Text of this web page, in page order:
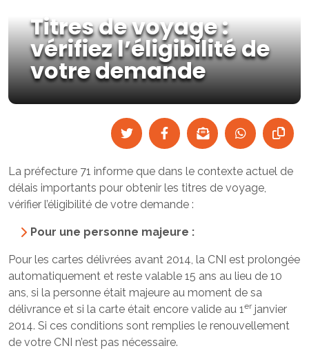
Titres de voyage :
vérifiez l’éligibilité de
votre demande
La préfecture 71 informe que dans le contexte actuel de
délais importants pour obtenir les titres de voyage,
vérifier l’éligibilité de votre demande :
Pour une personne majeure :
Pour les cartes délivrées avant 2014, la CNI est prolongée
automatiquement et reste valable 15 ans au lieu de 10
ans, si la personne était majeure au moment de sa
délivrance et si la carte était encore valide au 1 erjanvier
2014. Si ces conditions sont remplies le renouvellement
de votre CNI n’est pas nécessaire.